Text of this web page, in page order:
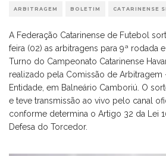
ARBITRAGEM BOLETIM CATARINENSE
A Federação Catarinense de Futebol
feira (02) as arbitragens para 9ª rodada
Turno do Campeonato Catarinense
realizado pela Comissão de Arbitragem
Entidade, em Balneário Camboriú. O
e teve transmissão ao vivo pelo canal
conforme determina o Artigo 32 da Lei
Defesa do Torcedor.